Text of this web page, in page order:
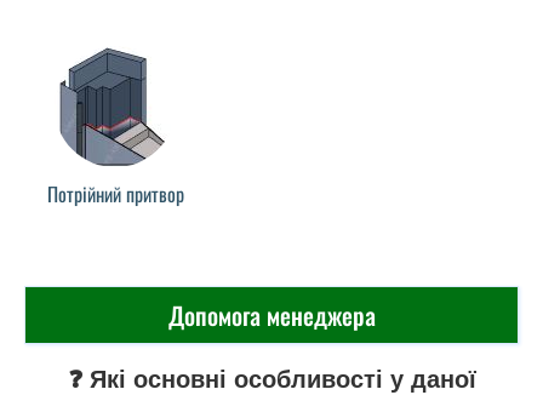
Потрійний притвор
Допомога менеджера
❓ Які основні особливості у даної